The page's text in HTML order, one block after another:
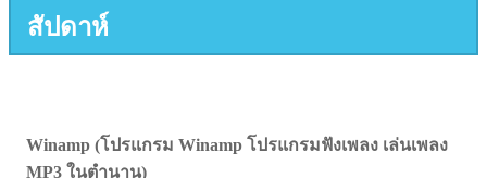
สัปดาห์
Winamp (โปรแกรม Winamp โปรแกรมฟังเพลง เล่นเพลง
MP3 ในตำนาน)